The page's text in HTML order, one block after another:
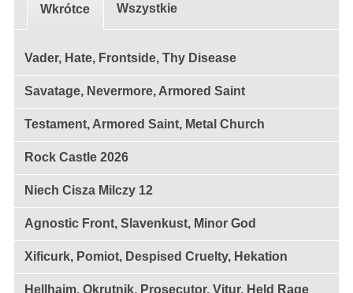
Wkrótce Wszystkie
Vader, Hate, Frontside, Thy Disease
Savatage, Nevermore, Armored Saint
Testament, Armored Saint, Metal Church
Rock Castle 2026
Niech Cisza Milczy 12
Agnostic Front, Slavenkust, Minor God
Xificurk, Pomiot, Despised Cruelty, Hekation
Hellhaim, Okrutnik, Prosecutor, Vitur, Held Rage